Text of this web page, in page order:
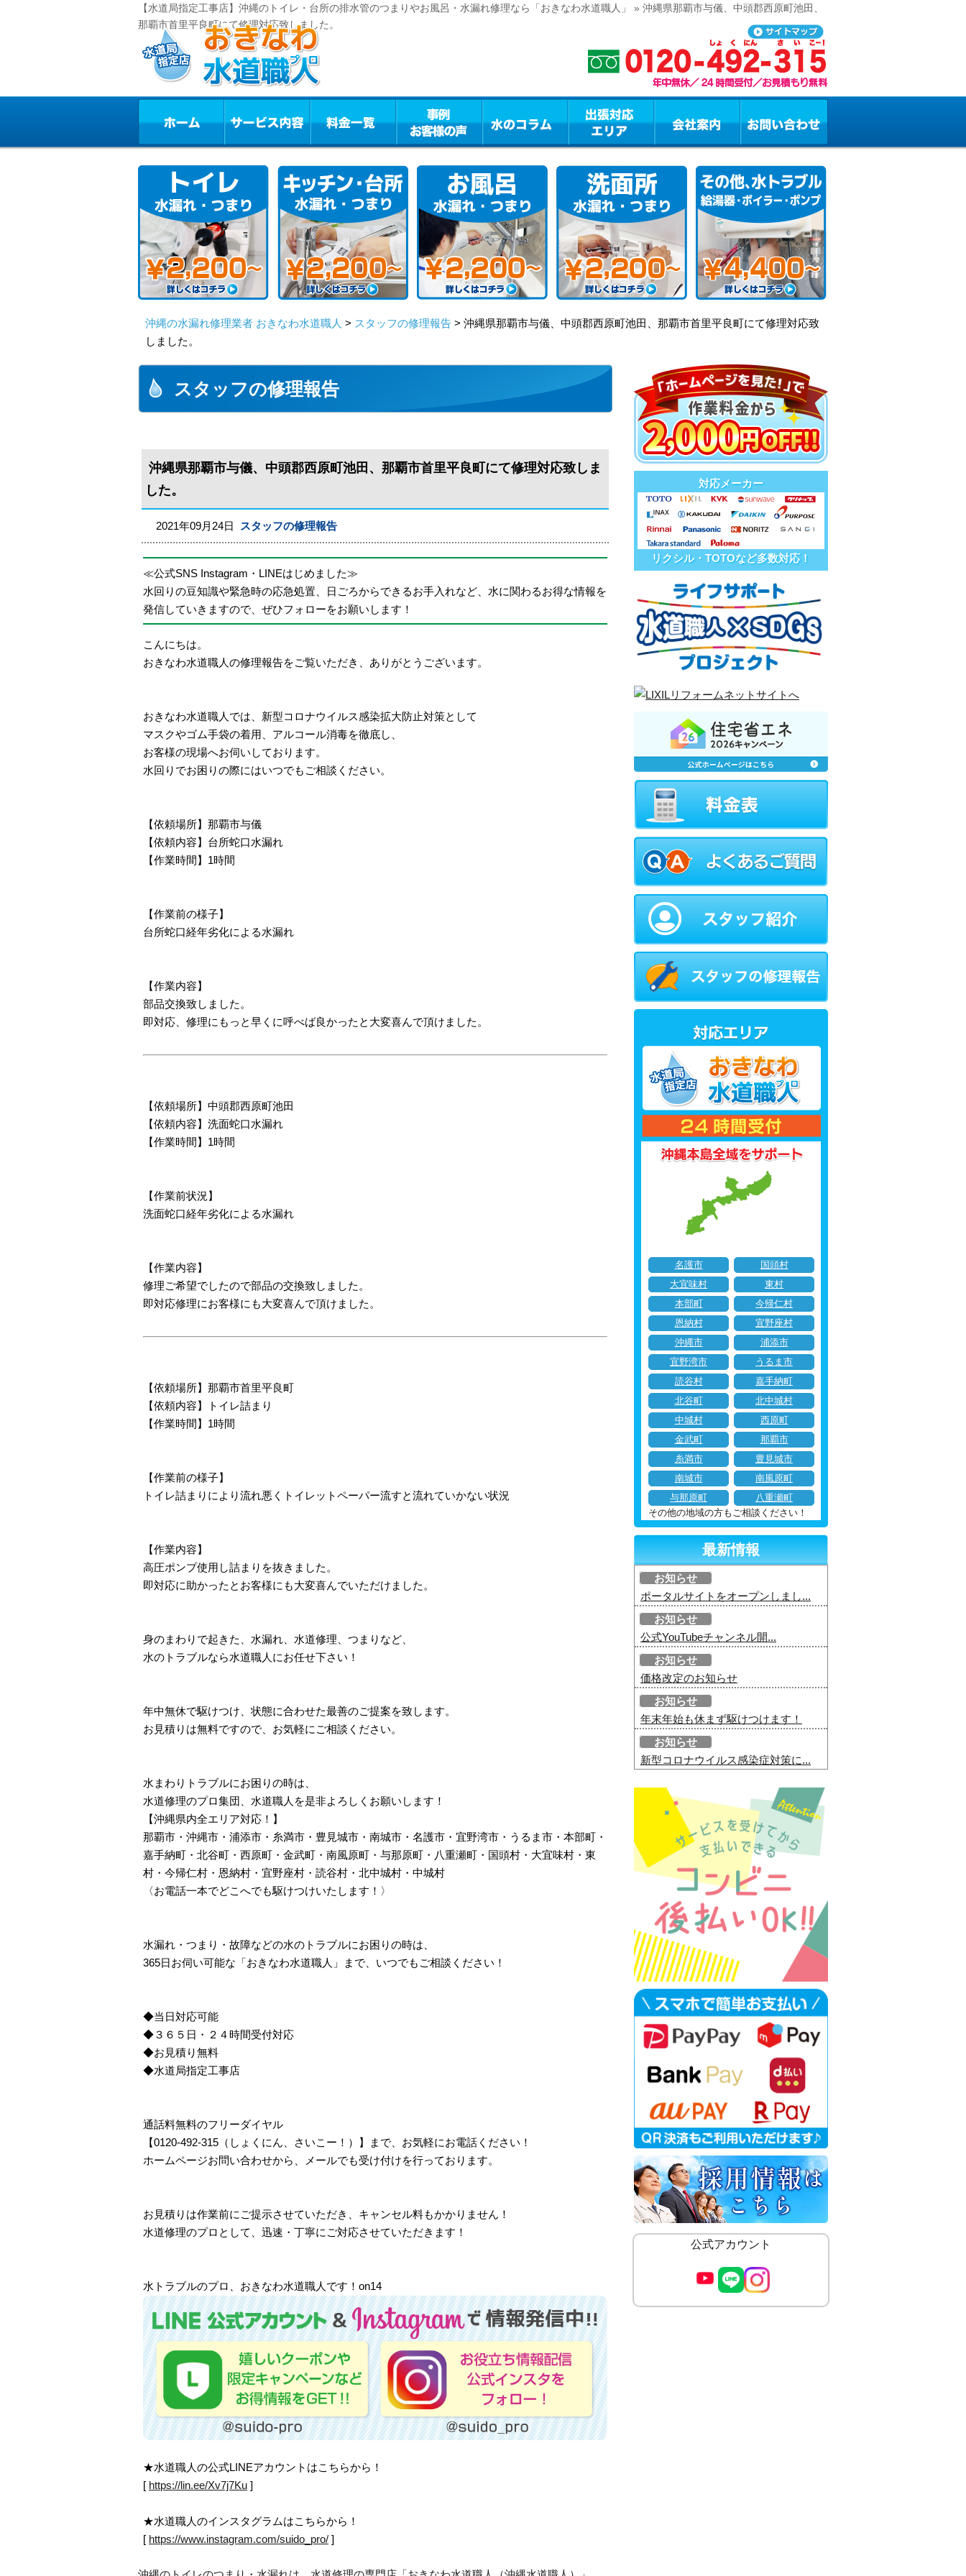
【水道局指定工事店】沖縄のトイレ・台所の排水管のつまりやお風呂・水漏れ修理なら「おきなわ水道職人」 » 沖縄県那覇市与儀、中頭郡西原町池田、
那覇市首里平良町にて修理対応致しました。
沖縄の水漏れ修理業者 おきなわ水道職人 > スタッフの修理報告 > 沖縄県那覇市与儀、中頭郡西原町池田、那覇市首里平良町にて修理対応致
しました。
スタッフの修理報告
沖縄県那覇市与儀、中頭郡西原町池田、那覇市首里平良町にて修理対応致しま
した。
2021年09月24日 スタッフの修理報告
≪公式SNS Instagram・LINEはじめました≫
水回りの豆知識や緊急時の応急処置、日ごろからできるお手入れなど、水に関わるお得な情報を
発信していきますので、ぜひフォローをお願いします！
こんにちは。
おきなわ水道職人の修理報告をご覧いただき、ありがとうございます。
おきなわ水道職人では、新型コロナウイルス感染拡大防止対策として
マスクやゴム手袋の着用、アルコール消毒を徹底し、
お客様の現場へお伺いしております。
水回りでお困りの際にはいつでもご相談ください。
【依頼場所】那覇市与儀
【依頼内容】台所蛇口水漏れ
【作業時間】1時間
【作業前の様子】
台所蛇口経年劣化による水漏れ
【作業内容】
部品交換致しました。
即対応、修理にもっと早くに呼べば良かったと大変喜んで頂けました。
【依頼場所】中頭郡西原町池田
【依頼内容】洗面蛇口水漏れ
【作業時間】1時間
【作業前状況】
洗面蛇口経年劣化による水漏れ
【作業内容】
修理ご希望でしたので部品の交換致しました。
即対応修理にお客様にも大変喜んで頂けました。
【依頼場所】那覇市首里平良町
【依頼内容】トイレ詰まり
【作業時間】1時間
【作業前の様子】
トイレ詰まりにより流れ悪くトイレットペーパー流すと流れていかない状況
【作業内容】
高圧ポンプ使用し詰まりを抜きました。
即対応に助かったとお客様にも大変喜んでいただけました。
身のまわりで起きた、水漏れ、水道修理、つまりなど、
水のトラブルなら水道職人にお任せ下さい！
年中無休で駆けつけ、状態に合わせた最善のご提案を致します。
お見積りは無料ですので、お気軽にご相談ください。
水まわりトラブルにお困りの時は、
水道修理のプロ集団、水道職人を是非よろしくお願いします！
【沖縄県内全エリア対応！】
那覇市・沖縄市・浦添市・糸満市・豊見城市・南城市・名護市・宜野湾市・うるま市・本部町・
嘉手納町・北谷町・西原町・金武町・南風原町・与那原町・八重瀬町・国頭村・大宜味村・東
村・今帰仁村・恩納村・宜野座村・読谷村・北中城村・中城村
〈お電話一本でどこへでも駆けつけいたします！〉
水漏れ・つまり・故障などの水のトラブルにお困りの時は、
365日お伺い可能な「おきなわ水道職人」まで、いつでもご相談ください！
◆当日対応可能
◆３６５日・２４時間受付対応
◆お見積り無料
◆水道局指定工事店
通話料無料のフリーダイヤル
【0120-492-315（しょくにん、さいこー！）】まで、お気軽にお電話ください！
ホームページお問い合わせから、メールでも受け付けを行っております。
お見積りは作業前にご提示させていただき、キャンセル料もかかりません！
水道修理のプロとして、迅速・丁寧にご対応させていただきます！
水トラブルのプロ、おきなわ水道職人です！on14
★水道職人の公式LINEアカウントはこちらから！
[ https://lin.ee/Xv7j7Ku ]
★水道職人のインスタグラムはこちらから！
[ https://www.instagram.com/suido_pro/ ]
対応メーカー
リクシル・TOTOなど多数対応！
名護市
国頭村
大宜味村
東村
本部町
今帰仁村
恩納村
宜野座村
沖縄市
浦添市
宜野湾市
うるま市
読谷村
嘉手納町
北谷町
北中城村
中城村
西原町
金武町
那覇市
糸満市
豊見城市
南城市
南風原町
与那原町
八重瀬町
その他の地域の方もご相談ください！
最新情報
お知らせ
ポータルサイトをオープンしまし...
お知らせ
公式YouTubeチャンネル開...
お知らせ
価格改定のお知らせ
お知らせ
年末年始も休まず駆けつけます！
お知らせ
新型コロナウイルス感染症対策に...
公式アカウント